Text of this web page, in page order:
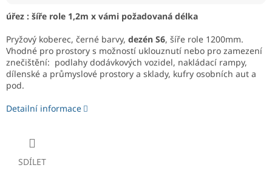
úřez : šíře role 1,2m x vámi požadovaná délka
Pryžový koberec, černé barvy, dezén S6, šíře role 1200mm.
Vhodné pro prostory s možností uklouznutí nebo pro zamezení
znečištění: podlahy dodávkových vozidel, nakládací rampy,
dílenské a průmyslové prostory a sklady, kufry osobních aut a
pod.
Detailní informace
SDÍLET